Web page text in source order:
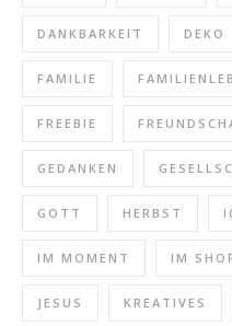
DANKBARKEIT DEKO
FAMILIE
FREEBIE
GEDANKEN
GOTT HERBST
IM MOMENT IM
JESUS KREATIVES